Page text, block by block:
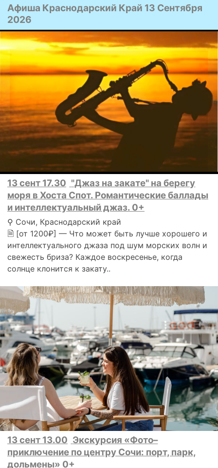
Афиша Краснодарский Край 13 Сентября
2026
13 сент 17.30 "Джаз на закате" на берегу
моря в Хоста Спот. Романтические баллады
и интеллектуальный джаз. 0+
⚲ Сочи, Краснодарский край
🗎 [от 1200₽] — Что может быть лучше хорошего и
интеллектуального джаза под шум морских волн и
свежесть бриза? Каждое воскресенье, когда
солнце клонится к закату..
13 сент 13.00 Экскурсия «Фото–
приключение по центру Сочи: порт, парк,
дольмены» 0+